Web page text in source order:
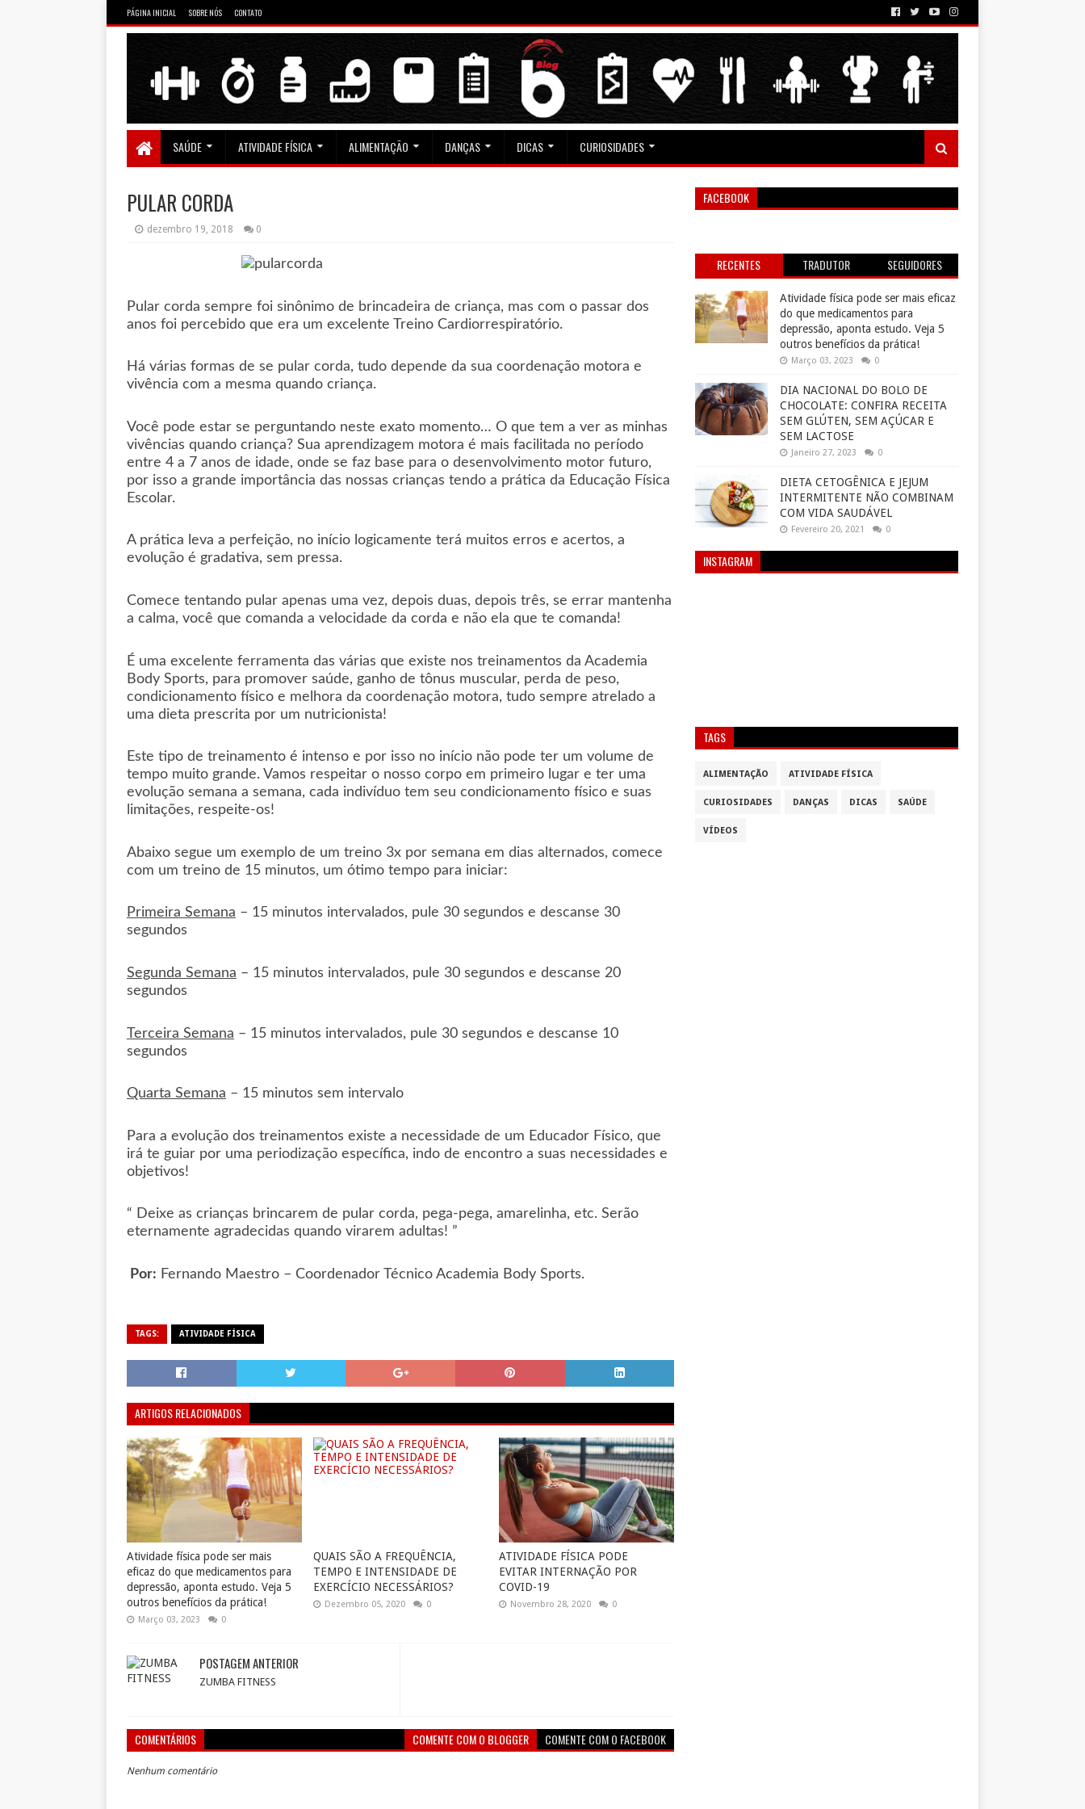
PÁGINA INICIAL SOBRE NÓS CONTATO
SAÚDE ATIVIDADE FÍSICA ALIMENTAÇÃO DANÇAS DICAS CURIOSIDADES
PULAR CORDA
dezembro 19, 2018 0
Pular corda sempre foi sinônimo de brincadeira de criança, mas com o passar dos
anos foi percebido que era um excelente Treino Cardiorrespiratório.
Há várias formas de se pular corda, tudo depende da sua coordenação motora e
vivência com a mesma quando criança.
Você pode estar se perguntando neste exato momento… O que tem a ver as minhas
vivências quando criança? Sua aprendizagem motora é mais facilitada no período
entre 4 a 7 anos de idade, onde se faz base para o desenvolvimento motor futuro,
por isso a grande importância das nossas crianças tendo a prática da Educação Física
Escolar.
A prática leva a perfeição, no início logicamente terá muitos erros e acertos, a
evolução é gradativa, sem pressa.
Comece tentando pular apenas uma vez, depois duas, depois três, se errar mantenha
a calma, você que comanda a velocidade da corda e não ela que te comanda!
É uma excelente ferramenta das várias que existe nos treinamentos da Academia
Body Sports, para promover saúde, ganho de tônus muscular, perda de peso,
condicionamento físico e melhora da coordenação motora, tudo sempre atrelado a
uma dieta prescrita por um nutricionista!
Este tipo de treinamento é intenso e por isso no início não pode ter um volume de
tempo muito grande. Vamos respeitar o nosso corpo em primeiro lugar e ter uma
evolução semana a semana, cada indivíduo tem seu condicionamento físico e suas
limitações, respeite-os!
Abaixo segue um exemplo de um treino 3x por semana em dias alternados, comece
com um treino de 15 minutos, um ótimo tempo para iniciar:
Primeira Semana – 15 minutos intervalados, pule 30 segundos e descanse 30
segundos
Segunda Semana – 15 minutos intervalados, pule 30 segundos e descanse 20
segundos
Terceira Semana – 15 minutos intervalados, pule 30 segundos e descanse 10
segundos
Quarta Semana – 15 minutos sem intervalo
Para a evolução dos treinamentos existe a necessidade de um Educador Físico, que
irá te guiar por uma periodização específica, indo de encontro a suas necessidades e
objetivos!
“ Deixe as crianças brincarem de pular corda, pega-pega, amarelinha, etc. Serão
eternamente agradecidas quando virarem adultas! ”
Por: Fernando Maestro – Coordenador Técnico Academia Body Sports.
TAGS: ATIVIDADE FÍSICA
ARTIGOS RELACIONADOS
Atividade física pode ser mais
eficaz do que medicamentos para
depressão, aponta estudo. Veja 5
outros benefícios da prática!
Março 03, 2023 0
QUAIS SÃO A FREQUÊNCIA,
TEMPO E INTENSIDADE DE
EXERCÍCIO NECESSÁRIOS?
Dezembro 05, 2020 0
ATIVIDADE FÍSICA PODE
EVITAR INTERNAÇÃO POR
COVID-19
Novembro 28, 2020 0
POSTAGEM ANTERIOR
ZUMBA FITNESS
COMENTÁRIOS COMENTE COM O BLOGGER COMENTE COM O FACEBOOK
Nenhum comentário
FACEBOOK
RECENTES TRADUTOR SEGUIDORES
Atividade física pode ser mais eficaz
do que medicamentos para
depressão, aponta estudo. Veja 5
outros benefícios da prática!
Março 03, 2023 0
DIA NACIONAL DO BOLO DE
CHOCOLATE: CONFIRA RECEITA
SEM GLÚTEN, SEM AÇÚCAR E
SEM LACTOSE
Janeiro 27, 2023 0
DIETA CETOGÊNICA E JEJUM
INTERMITENTE NÃO COMBINAM
COM VIDA SAUDÁVEL
Fevereiro 20, 2021 0
INSTAGRAM
TAGS
ALIMENTAÇÃO ATIVIDADE FÍSICA
CURIOSIDADES DANÇAS DICAS SAÚDE
VÍDEOS